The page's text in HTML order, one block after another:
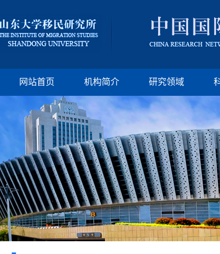
网站首页 机构简介 研究领域
版权所有：山东
邮编:250100 电话